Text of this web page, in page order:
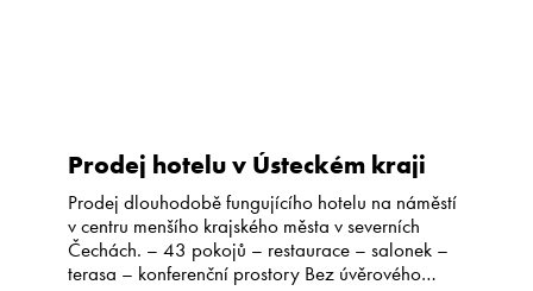
Prodej hotelu v Ústeckém kraji
Prodej dlouhodobě fungujícího hotelu na náměstí
v centru menšího krajského města v severních
Čechách. – 43 pokojů – restaurace – salonek –
terasa – konferenční prostory Bez úvěrového